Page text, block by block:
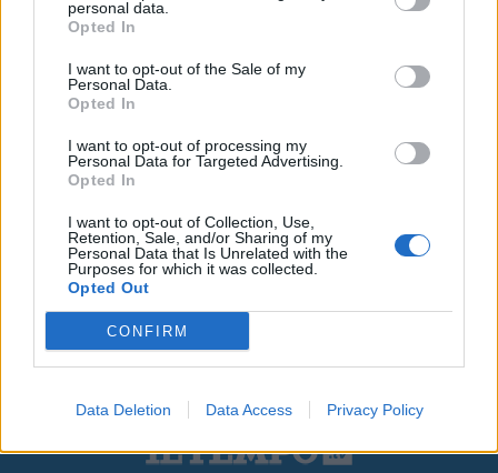
personal data.
Opted In
I want to opt-out of the Sale of my
Personal Data.
Opted In
I want to opt-out of processing my
Personal Data for Targeted Advertising.
Opted In
I want to opt-out of Collection, Use,
Retention, Sale, and/or Sharing of my
Personal Data that Is Unrelated with the
Purposes for which it was collected.
Opted Out
CONFIRM
Data Deletion Data Access Privacy Policy